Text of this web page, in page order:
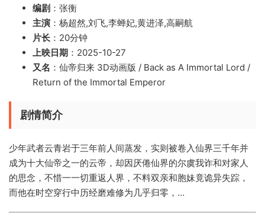
编剧 ：张衡
主演 ：杨超然,刘飞,李蝉妃,黄进泽,高嗣航
片长 ：20分钟
上映日期 ：2025-10-27
又名 ：仙帝归来 3D动画版 / Back as A Immortal Lord /
Return of the Immortal Emperor
剧情简介
少年武者云青岩于三年前人间蒸发，实则被卷入仙界三千年并
成为十大仙帝之一的云帝，却因厌倦仙界的尔虞我诈和对家人
的思念，不惜一一切重返人界，不料双亲和胞妹竟诡异失踪，
而他在时空穿行中历经磨难修为几乎归零，…